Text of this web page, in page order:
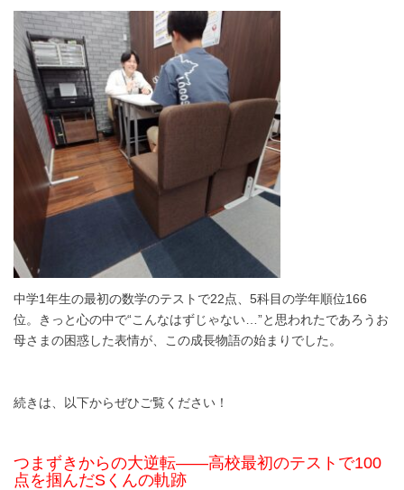
中学1年生の最初の数学のテストで22点、5科目の学年順位166
位。きっと心の中で“こんなはずじゃない…”と思われたであろうお
母さまの困惑した表情が、この成長物語の始まりでした。
続きは、以下からぜひご覧ください！
つまずきからの大逆転――高校最初のテストで100
点を掴んだSくんの軌跡